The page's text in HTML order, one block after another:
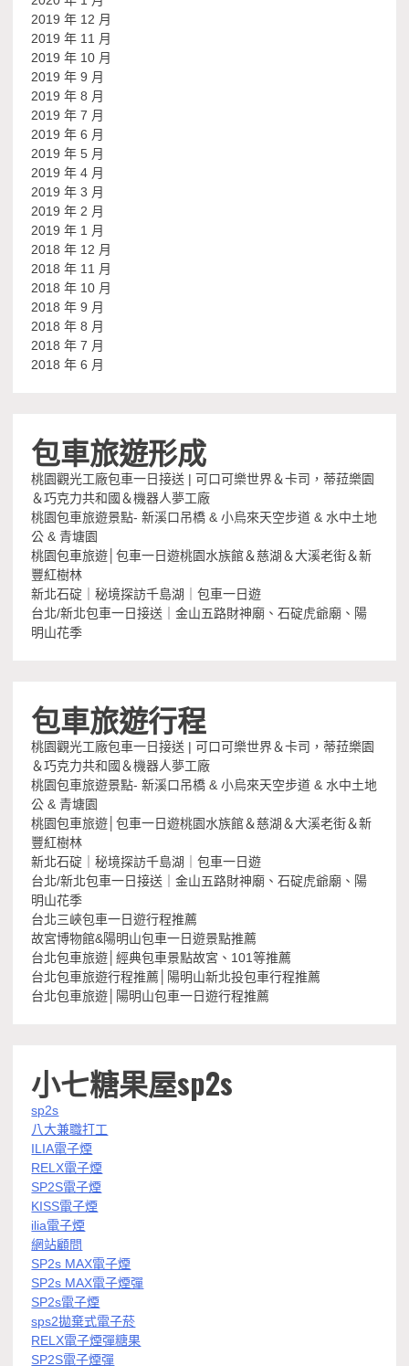
2019 年 12 月
2019 年 11 月
2019 年 10 月
2019 年 9 月
2019 年 8 月
2019 年 7 月
2019 年 6 月
2019 年 5 月
2019 年 4 月
2019 年 3 月
2019 年 2 月
2019 年 1 月
2018 年 12 月
2018 年 11 月
2018 年 10 月
2018 年 9 月
2018 年 8 月
2018 年 7 月
2018 年 6 月
包車旅遊形成
桃園觀光工廠包車一日接送 | 可口可樂世界＆卡司，蒂菈樂園
＆巧克力共和國＆機器人夢工廠
桃園包車旅遊景點- 新溪口吊橋 & 小烏來天空步道 & 水中土地
公 & 青塘園
桃園包車旅遊│包車一日遊桃園水族館＆慈湖＆大溪老街＆新
豐紅樹林
新北石碇｜秘境探訪千島湖｜包車一日遊
台北/新北包車一日接送｜金山五路財神廟、石碇虎爺廟、陽
明山花季
包車旅遊行程
桃園觀光工廠包車一日接送 | 可口可樂世界＆卡司，蒂菈樂園
＆巧克力共和國＆機器人夢工廠
桃園包車旅遊景點- 新溪口吊橋 & 小烏來天空步道 & 水中土地
公 & 青塘園
桃園包車旅遊│包車一日遊桃園水族館＆慈湖＆大溪老街＆新
豐紅樹林
新北石碇｜秘境探訪千島湖｜包車一日遊
台北/新北包車一日接送｜金山五路財神廟、石碇虎爺廟、陽
明山花季
台北三峽包車一日遊行程推薦
故宮博物館&陽明山包車一日遊景點推薦
台北包車旅遊│經典包車景點故宮、101等推薦
台北包車旅遊行程推薦│陽明山新北投包車行程推薦
台北包車旅遊│陽明山包車一日遊行程推薦
小七糖果屋sp2s
sp2s
八大兼職打工
ILIA電子煙
RELX電子煙
SP2S電子煙
KISS電子煙
ilia電子煙
網站顧問
SP2s MAX電子煙
SP2s MAX電子煙彈
SP2s電子煙
sps2拋棄式電子菸
RELX電子煙彈糖果
SP2S電子煙彈